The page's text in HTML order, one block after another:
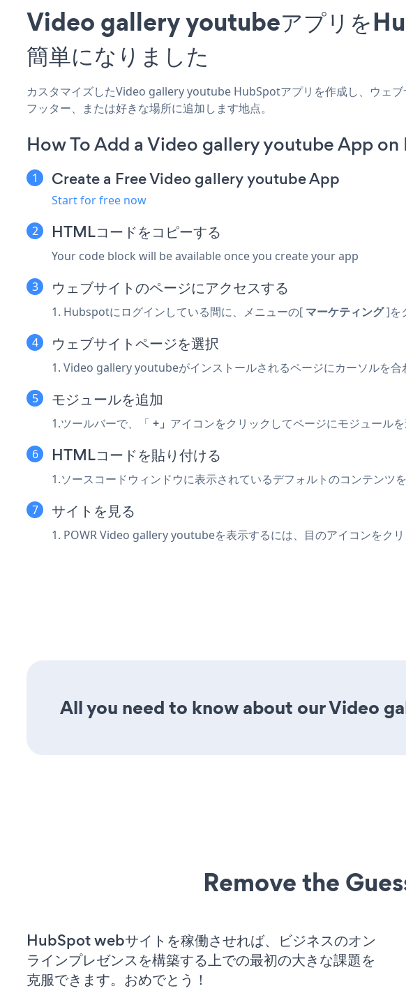
Video gallery youtubeアプリを
簡単になりました
カスタマイズしたVideo gallery youtube HubSpotアプリを作成し、ウェ
フッター、または好きな場所に追加します地点。
How To Add a Video gallery youtube App on
Create a Free Video gallery youtube App
Start for free now
HTMLコードをコピーする
Your code block will be available once you create your app
ウェブサイトのページにアクセスする
1. Hubspotにログインしている間に、メニューの[ マーケティング]を
ウェブサイトページを選択
1. Video gallery youtubeがインストールされるページにカーソルを合
モジュールを追加
1.ツールバーで、「 +」 アイコンをクリックしてページにモジュールを
HTMLコードを貼り付ける
1.ソースコードウィンドウに表示されているデフォルトのコンテンツを
サイトを見る
1. POWR Video gallery youtubeを表示するには、目のアイコンをク
All you need to know about our Video
Remove the
HubSpot webサイトを稼働させれば、ビジネスのオン
ラインプレゼンスを構築する上での最初の大きな課題を
克服できます。おめでとう！